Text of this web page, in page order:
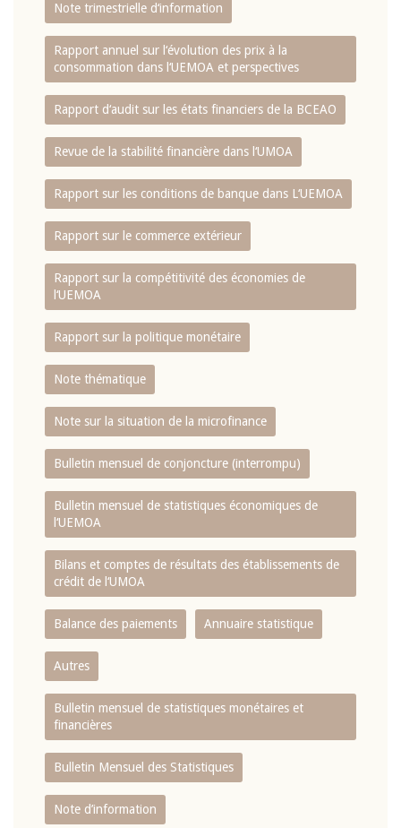
Note trimestrielle d‘information
Rapport annuel sur l‘évolution des prix à la
consommation dans l‘UEMOA et perspectives
Rapport d‘audit sur les états financiers de la BCEAO
Revue de la stabilité financière dans l‘UMOA
Rapport sur les conditions de banque dans L‘UEMOA
Rapport sur le commerce extérieur
Rapport sur la compétitivité des économies de
l‘UEMOA
Rapport sur la politique monétaire
Note thématique
Note sur la situation de la microfinance
Bulletin mensuel de conjoncture (interrompu)
Bulletin mensuel de statistiques économiques de
l‘UEMOA
Bilans et comptes de résultats des établissements de
crédit de l‘UMOA
Balance des paiements Annuaire statistique
Autres
Bulletin mensuel de statistiques monétaires et
financières
Bulletin Mensuel des Statistiques
Note d’information